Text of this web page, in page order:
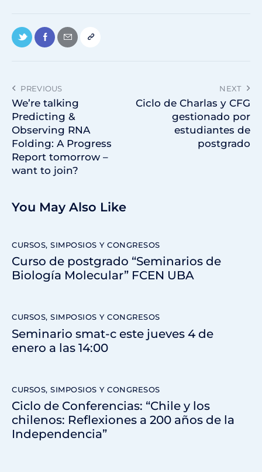
PREVIOUS
We’re talking
Predicting &
Observing RNA
Folding: A Progress
Report tomorrow –
want to join?
NEXT
Ciclo de Charlas y CFG
gestionado por
estudiantes de
postgrado
You May Also Like
CURSOS, SIMPOSIOS Y CONGRESOS
Curso de postgrado “Seminarios de
Biología Molecular” FCEN UBA
CURSOS, SIMPOSIOS Y CONGRESOS
Seminario smat-c este jueves 4 de
enero a las 14:00
CURSOS, SIMPOSIOS Y CONGRESOS
Ciclo de Conferencias: “Chile y los
chilenos: Reflexiones a 200 años de la
Independencia”